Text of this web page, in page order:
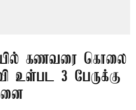
கணவரை கொலை
உள்பட 3 பேருக்கு